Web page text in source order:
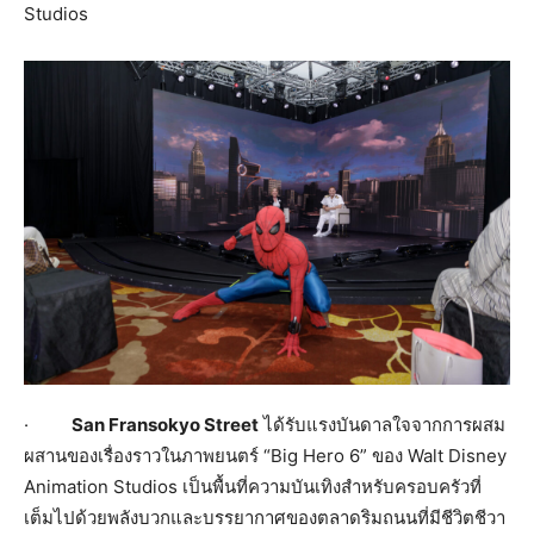
Studios
· San Fransokyo Streetได้รับแรงบันดาลใจจากการผสม
ผสานของเรื่องราวในภาพยนตร์ “Big Hero 6” ของ Walt Disney
Animation Studios เป็นพื้นที่ความบันเทิงสำหรับครอบครัวที่
เต็มไปด้วยพลังบวกและบรรยากาศของตลาดริมถนนที่มีชีวิตชีวา